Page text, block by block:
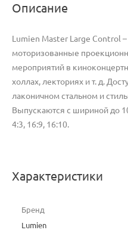
Описание
Lumien Master Large Control
моторизованные
мероприятий в
холлах, лекториях и т. д.
лаконичном стальном и
Выпускаются с шириной до
4:3, 16:9, 16:10.
Характеристики
Бренд
Lumien